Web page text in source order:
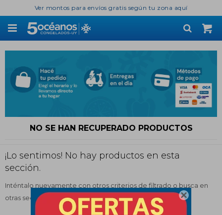

Ver montos para envíos gratis según tu zona aquí

NO SE HAN RECUPERADO PRODUCTOS
¡Lo sentimos! No hay productos en esta
sección.
Inténtalo nuevamente con otros criterios de filtrado o busca en
otras secciones de nuestro catálogo.